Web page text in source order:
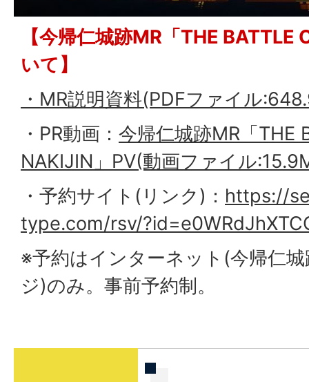
【今帰仁城跡MR「THE BATTLE
いて】
・MR説明資料(PDFファイル
・PR動画： 今帰仁城跡MR「THE
NAKIJIN」PV(動画ファイル
・予約サイト(リンク)： https://
type.com/rsv/
※予約はインターネット(今帰仁
ジ)のみ。事前予約制。